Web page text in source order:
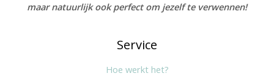
maar natuurlijk ook perfect om jezelf te verwennen!
Service
Hoe werkt het?